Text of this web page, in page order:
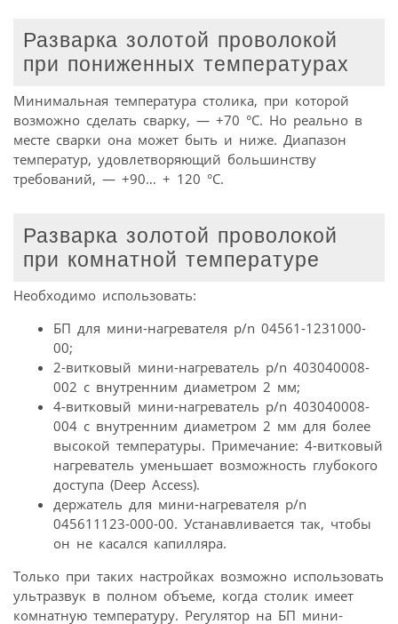
Разварка золотой проволокой
при пониженных температурах
Минимальная температура столика, при которой
возможно сделать сварку, — +70 °C. Но реально в
месте сварки она может быть и ниже. Диапазон
температур, удовлетворяющий большинству
требований, — +90… + 120 °C.
Разварка золотой проволокой
при комнатной температуре
Необходимо использовать:
БП для мини-нагревателя p/n 04561-1231000-
00;
2-витковый мини-нагреватель p/n 403040008-
002 с внутренним диаметром 2 мм;
4-витковый мини-нагреватель p/n 403040008-
004 с внутренним диаметром 2 мм для более
высокой температуры. Примечание: 4-витковый
нагреватель уменьшает возможность глубокого
доступа (Deep Access).
держатель для мини-нагревателя p/n
045611123-000-00. Устанавливается так, чтобы
он не касался капилляра.
Только при таких настройках возможно использовать
ультразвук в полном объеме, когда столик имеет
комнатную температуру. Регулятор на БП мини-